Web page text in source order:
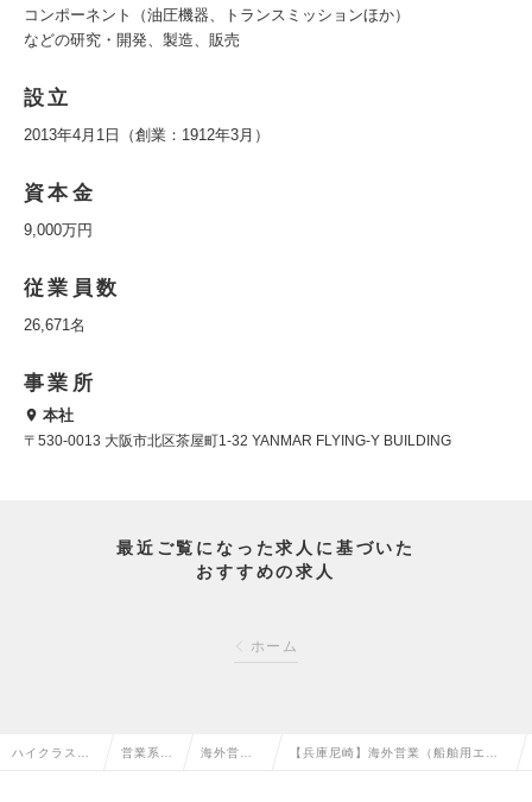
コンポーネント（油圧機器、トランスミッションほか）
などの研究・開発、製造、販売
設立
2013年4月1日（創業：1912年3月）
資本金
9,000万円
従業員数
26,671名
事業所
本社
〒530-0013 大阪市北区茶屋町1-32 YANMAR FLYING-Y BUILDING
最近ご覧になった求人に基づいた
おすすめの求人
ホーム
ハイクラス求 営業系の 海外営業 【兵庫尼崎】海外営業（船舶用エン